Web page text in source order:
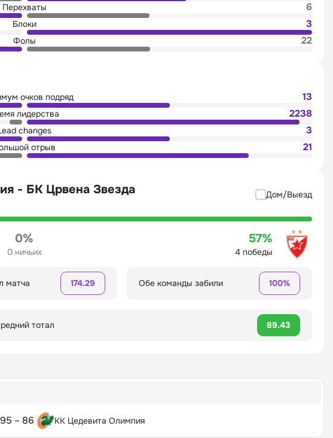
Перехваты
6
Блоки
3
Фолы 22
очков подряд
13
лидерства
2238
changes
3
отрыв 21
- БК Црвена Звезда Дом/Выезд
0%
0 ничьих
57%
4 победы
матча 174.29 Обе команды забили 100%
тотал 89.43
95 – 86 КК Цедевита Олимпия